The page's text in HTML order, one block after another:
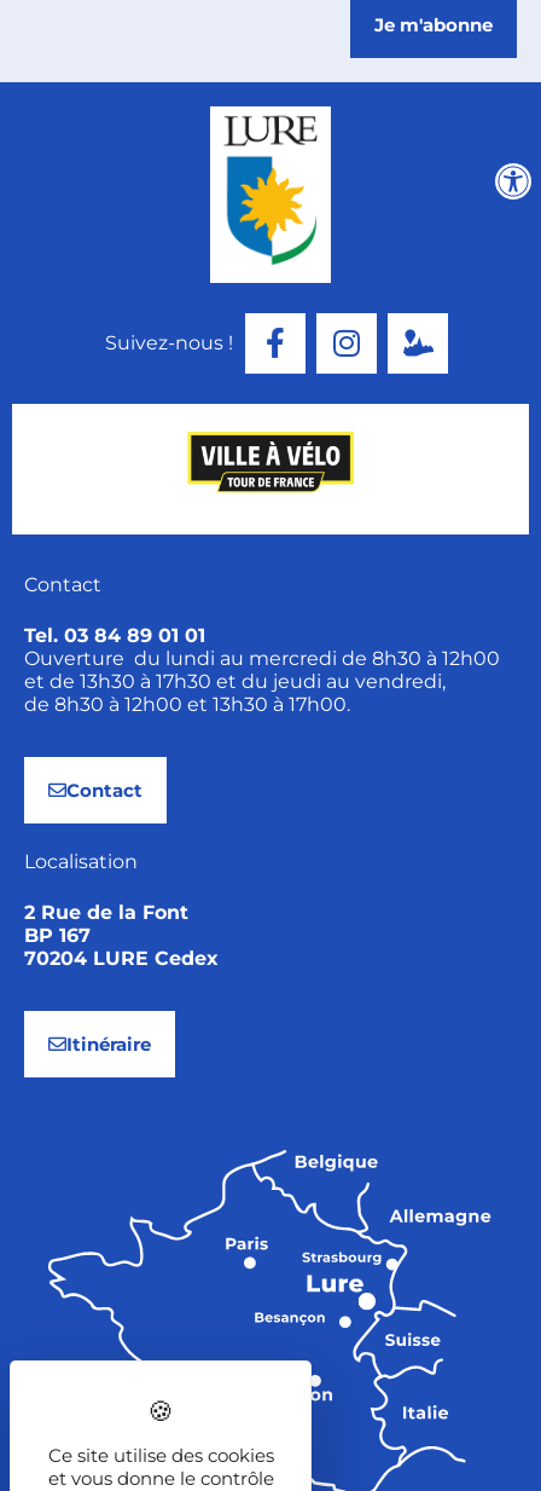
Je m'abonne
Suivez-nous !
Contact
Tel. 03 84 89 01 01
Ouverture du lundi au mercredi de 8h30 à 12h00
et de 13h30 à 17h30 et du jeudi au vendredi,
de 8h30 à 12h00 et 13h30 à 17h00.
Contact
Localisation
2 Rue de la Font
BP 167
70204 LURE Cedex
Itinéraire
Ce site utilise des cookies
et vous donne le contrôle